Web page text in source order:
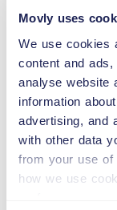
Movly uses
We use cookies
content and
analyse website
information
advertising, and
with other data
from your use of
how we use
2,5–13 kg
9–18 kg